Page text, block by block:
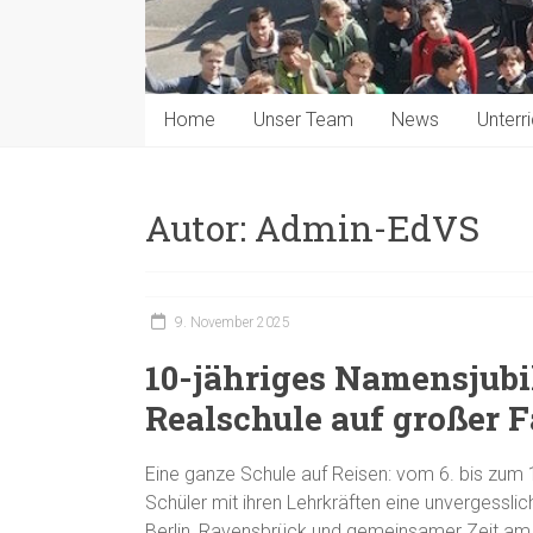
Home Unser Team News
Autor: Admin-EdVS
9. November 2025
10-jähriges
Realschule auf großer
Eine ganze Schule auf Reisen: vom 6. bis
Schüler mit ihren Lehrkräften eine